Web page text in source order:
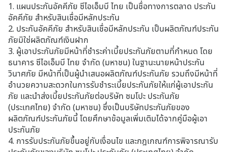
1. แผนประกันอัคคีภัย ซีไอเอ็มบี ไทย เป็นชื่อทางการตลาด ประกัน
อัคคีภัย สำหรับสินเชื่อมีหลักประกัน
2. ประกันอัคคีภัย สำหรับสินเชื่อมีหลักประกัน เป็นผลิตภัณฑ์ประกัน
ภัยมิใช่ผลิตภัณฑ์เงินฝาก
3. ผู้เอาประกันภัยมีหน้าที่ชำระค่าเบี้ยประกันภัยตามที่กำหนด โดย
ธนาคาร ซีไอเอ็มบี ไทย จำกัด (มหาชน) ในฐานะนายหน้าประกัน
วินาศภัย มีหน้าที่เป็นผู้นำเสนอผลิตภัณฑ์ประกันภัย รวมถึงมีหน้าที่
อำนวยความสะดวกในการรับชำระเบี้ยประกันภัยให้แก่ผู้เอาประกัน
ภัย และนำส่งเบี้ยประกันภัยต่อบริษัท ซมโปะ ประกันภัย
(ประเทศไทย) จำกัด (มหาชน) ซึ่งเป็นบริษัทประกันภัยของ
ผลิตภัณฑ์ประกันภัยนี้ โดยศึกษาข้อมูลเพิ่มเติมได้จากคู่มือผู้เอา
ประกันภัย
4. การรับประกันภัยขึ้นอยู่กับเงื่อนไข และกฎเกณฑ์การพิจารณารับ